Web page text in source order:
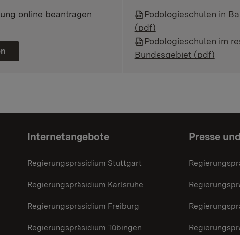
online beantragen
Podologieschulen in
(pdf)
Podologieschulen im
Bundesgebiet (pdf)
Internetangebote
Regierungspräsidium Stuttgart
Regierungspräsidium Karlsruhe
Regierungspräsidium Freiburg
Regierungspräsidium Tübingen
Presse